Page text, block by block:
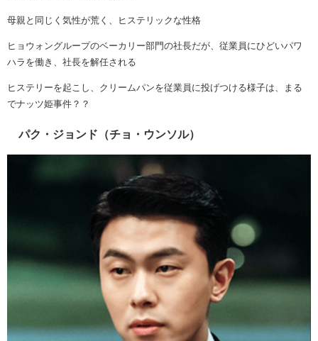
母親と同じく気性が荒く、ヒステリックな性格
ヒョウォングループのベーカリー部門の社長だが、従業員にひどいパワ
ハラを働き、社長を解任される
ヒステリーを起こし、クリームパンを従業員に投げつける様子は、まる
でナッツ姫事件？？
パク・ジョンド（チョ・ウンソル）